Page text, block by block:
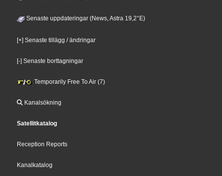
Senaste uppdateringar (News, Astra 19,2°E)
[+] Senaste tillägg / ändringar
[-] Senaste borttagningar
Temporarily Free To Air (7)
Kanalsökning
Satellitkatalog
Reception Reports
Kanalkatalog